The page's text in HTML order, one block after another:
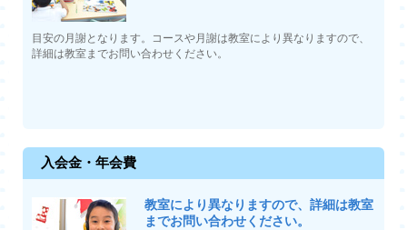
目安の月謝となります。コースや月謝は教室により異なりますので、
詳細は教室までお問い合わせください。
入会金・年会費
教室により異なりますので、詳細は教室
までお問い合わせください。